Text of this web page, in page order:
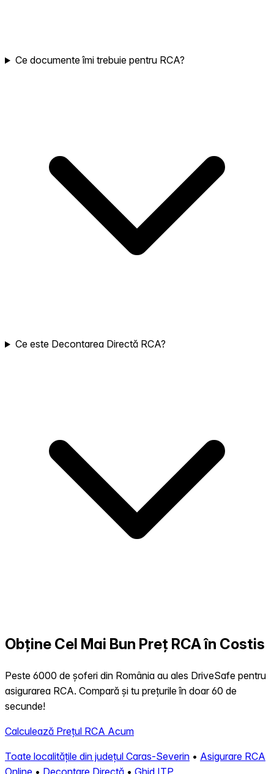
Ce documente îmi trebuie pentru RCA?
Ce este Decontarea Directă RCA?
Obține Cel Mai Bun Preț RCA în Costis
Peste 6000 de șoferi din România au ales DriveSafe pentru
asigurarea RCA. Compară și tu prețurile în doar 60 de
secunde!
Calculează Prețul RCA Acum
Toate localitățile din județul Caras-Severin • Asigurare RCA